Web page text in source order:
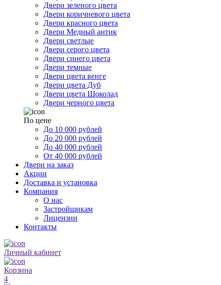
Двери зеленого цвета
Двери коричневого цвета
Двери красного цвета
Двери Медный антик
Двери светлые
Двери серого цвета
Двери синего цвета
Двери темные
Двери цвета венге
Двери цвета Дуб
Двери цвета Шоколад
Двери черного цвета
По цене
До 10 000 рублей
До 20 000 рублей
До 40 000 рублей
От 40 000 рублей
Двери на заказ
Акции
Доставка и установка
Компания
О нас
Застройщикам
Лицензии
Контакты
Личный кабинет
Корзина
4